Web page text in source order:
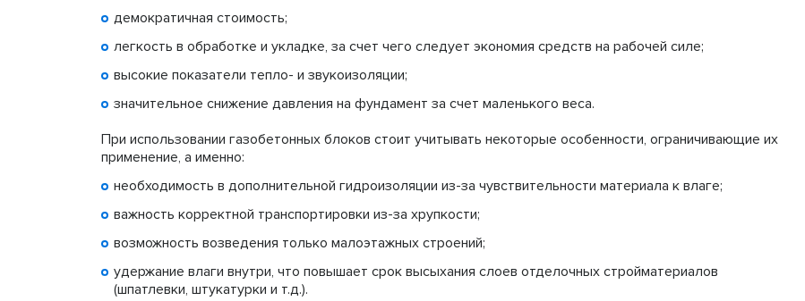
демократичная стоимость;
легкость в обработке и укладке, за счет чего следует экономия средств на рабочей силе;
высокие показатели тепло- и звукоизоляции;
значительное снижение давления на фундамент за счет маленького веса.
При использовании газобетонных блоков стоит учитывать некоторые особенности, ограничивающие их
применение, а именно:
необходимость в дополнительной гидроизоляции из-за чувствительности материала к влаге;
важность корректной транспортировки из-за хрупкости;
возможность возведения только малоэтажных строений;
удержание влаги внутри, что повышает срок высыхания слоев отделочных стройматериалов
(шпатлевки, штукатурки и т.д.).